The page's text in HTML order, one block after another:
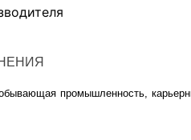
промышленность,